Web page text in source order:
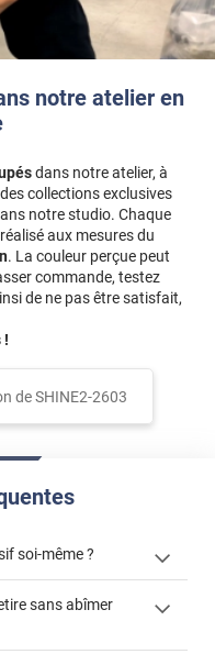
notre atelier en
dans notre atelier, à
collections exclusives
notre studio. Chaque
aux mesures du
. La couleur perçue peut
commande, testez
de ne pas être satisfait,
!
deSHINE2-2603
soi-même ?
adhésif ? »
sans abîmer